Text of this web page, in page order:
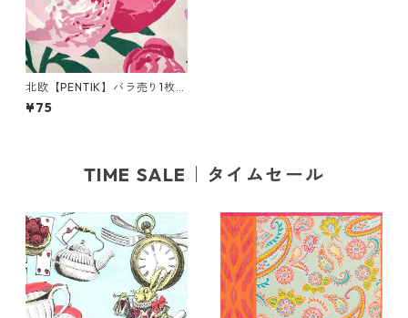
北欧【PENTIK】バラ売り1枚
カクテルサイズ ペーパーナプ
キン PIONI ピンク×ライトグ
¥75
TIME SALE｜タイムセール